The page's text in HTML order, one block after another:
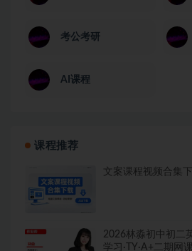
考公考研
AI课程
课程推荐
文案课程视频合集
2026林淼初中初二
学习·TY·A+二期网